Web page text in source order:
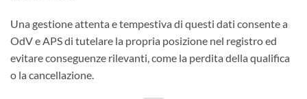
Una gestione attenta e tempestiva di questi dati consente a
OdV e APS di tutelare la propria posizione nel registro ed
evitare conseguenze rilevanti, come la perdita della qualifica
o la cancellazione.